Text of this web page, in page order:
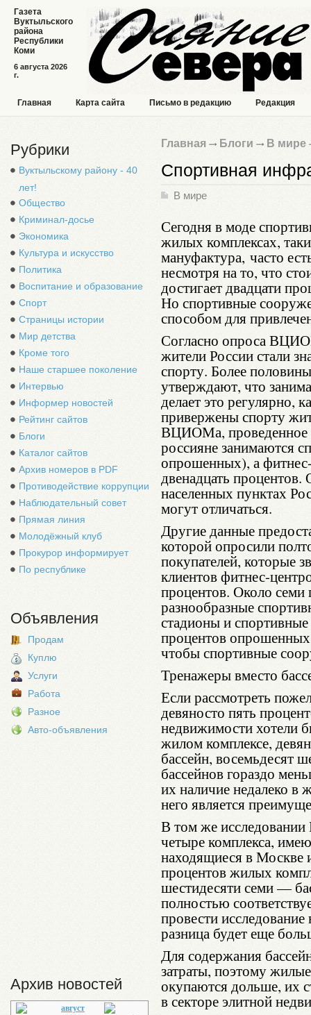
6 августа 2026
г.
Газета
Вуктыльского
района
Республики
Коми
Главная Карта сайта Письмо в редакцию Редакция
Рубрики
Вуктыльскому району - 40
лет!
Общество
Криминал-досье
Экономика
Культура и искусство
Политика
Воспитание и образование
Спорт
Страницы истории
Мир детства
Кроме того
Наше старшее поколение
Интервью
Информер новостей
Рейтинг сайтов
Блоги
Каталог сайтов
Архив номеров в PDF
Противодействие коррупции
Наблюдательный совет
Прямая линия
Молодёжный клуб
Прокурор информирует
По республике
Объявления
Продам
Куплю
Услуги
Работа
Разное
Авто-объявления
Архив новостей
август
Главная Блоги В мире
Спортивная
В мире
Сегодня в моде
жилых комплексах,
мануфактура, часто
несмотря на то, что
достигает двадцати
Но спортивные
способом для
Согласно опроса
жители России стали
спорту. Более
утверждают, что
делает это регулярно,
привержены спорту
ВЦИОМа, проведенное
россияне занимаются
опрошенных), а
двенадцать процентов.
населенных пунктах
могут отличаться.
Другие данные
которой опросили
покупателей, которые
клиентов фитнес-
процентов. Около
разнообразные
стадионы и
процентов
чтобы спортивные
Тренажеры вместо
Если рассмотреть
девяносто пять
недвижимости хотели
жилом комплексе,
бассейн, восемьдесят
бассейнов гораздо
их наличие недалеко в
него является
В том же
четыре комплекса,
находящиеся в Москве
процентов жилых
шестидесяти семи —
полностью
провести
разница будет еще
Для содержания
затраты, поэтому
окупаются дольше, их
в секторе элитной